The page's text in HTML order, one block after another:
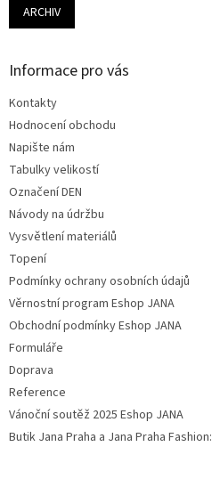
ARCHIV
Informace pro vás
Kontakty
Hodnocení obchodu
Napište nám
Tabulky velikostí
Označení DEN
Návody na údržbu
Vysvětlení materiálů
Topení
Podmínky ochrany osobních údajů
Věrnostní program Eshop JANA
Obchodní podmínky Eshop JANA
Formuláře
Doprava
Reference
Vánoční soutěž 2025 Eshop JANA
Butik Jana Praha a Jana Praha Fashion: